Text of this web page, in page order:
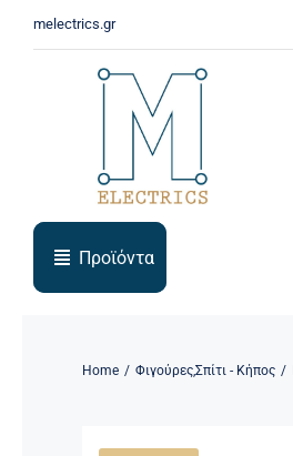
melectrics.gr
Προϊόντα
Home Φιγούρες,Σπίτι - Κήπος